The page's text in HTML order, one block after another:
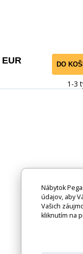
EUR DO
1-3
Nábytok
údajov, aby
Vašich
kliknutím na